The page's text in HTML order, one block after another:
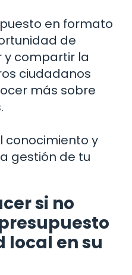
en formato
de
y compartir la
ciudadanos
más sobre
conocimiento y
gestión de tu
si no
local en su